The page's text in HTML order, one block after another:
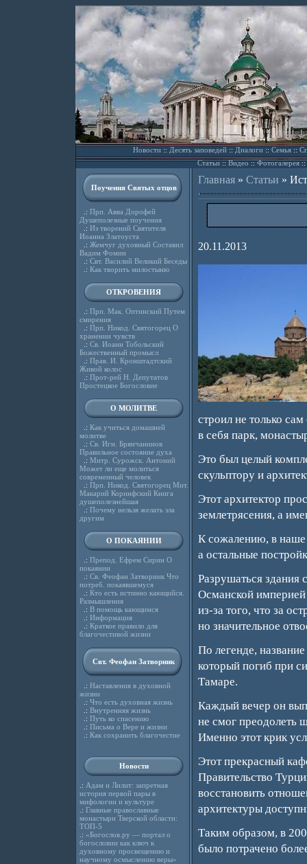
Новости::Десять заповедей::Диалоги::Семья::
Статьи::Видео ::Фотогалерея::
Поучения Святых отцов
.: Прп. Авва Дорофей
Душеполезные поучения
.: Из творений Святителя
Иоанна Златоуста
.: Жемчуг духовный Составил
Вадим Фомин
.: Свт. Василий Великий Беседы
.: Как творить милостыню
ОТКРОВЕНИЯ
.: Прп. Мак. Оптинский Путем
смирения
.: Прп. Никод. Святогорец О
хранении чувств
.: Св. Иоанн Тобольский
Божественный промысл
.: Прав. И. Кронштадтский
Живой колос
.: Прот-рей Н. Депутатов
Простецкое Богословие
О МОЛИТВЕ
.: Как учиться домашней
молитве
.: Св. Игн. Брянчанинов
Правильное состояние духа
.: Митр. Сурожск. Антоний
Может ли еще молиться
современный человек
.: Прп. Никод. Святогорец Мит.
Макарий Коринфский Книга
душеполезнейшая
.: Почему нельзя желать зла
другим
О ПОКАЯНИИ
.: Препод. Ефрем Сирин О
покаянии
.: Св. Феофан Затворник Что
потреб. покаявшемуся
.: Кто есть истинно кающийся.
Размышления
.: В помощь кающимся
.: Информация
.: Краткое правило для
благочестивой жизни
Свт. Феофан Затворник
.: Наставления в духовной
жизни
.: Что есть духовная жизнь
.: Внутренняя жизнь
.: Путь ко спасению
.: Письма о Вере и жизни
.: Как сохранить благочестие
Новости
.: Адам и Лилит: запретная
история первой пары в
мифологии и культуре
.: Главные православные
монастыри Тверской области:
ТОП-5
.: «Богослов.ру — портал о
богословии как ключ к
духовному просвещению и
научному осмыслению веры»
Главная» Статьи »
20.11.2013
строил не только
в себя парк,
Это был целый
скульптору и
Этот архитектор
землетрясения, а
К сожалению, в наше
а остальные
Разрушаться здания
Османской
из-за того, что за
но значительное
По легенде,
который погиб при
Тамаре.
Каждый вечер он
не смог преодолеть
Именно этот крик
Этот прекрасный
Правительство
восстановить
архитектуры
Таким образом, в
было потрачено